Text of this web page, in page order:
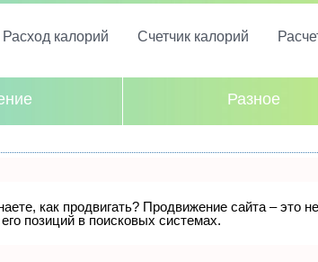
Расход калорий Счетчик калорий
Разное
как продвигать? Продвижение сайта – это
позиций в поисковых системах.